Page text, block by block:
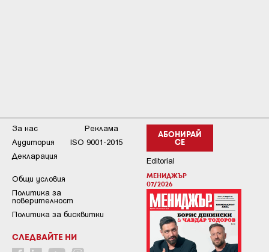
АБОНИРАЙ
СЕ
Editorial
МЕНИДЖЪР
07/2026
За нас
Реклама
Аудитория
ISO 9001-2015
Декларация
Общи условия
Пoлитикa зa
пoвepитeлнocт
Политика за бисквитки
СЛЕДВАЙТЕ НИ